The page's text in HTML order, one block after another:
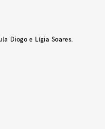
Diogo e Lígia Soares.